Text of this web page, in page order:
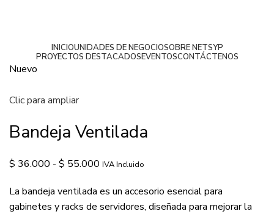
INICIOUNIDADES DE NEGOCIOSOBRE NETSYP
PROYECTOS DESTACADOSEVENTOSCONTÁCTENOS
Nuevo
Clic para ampliar
Bandeja Ventilada
$ 36.000 - $ 55.000 IVA Incluido
La bandeja ventilada es un accesorio esencial para
gabinetes y racks de servidores, diseñada para mejorar la